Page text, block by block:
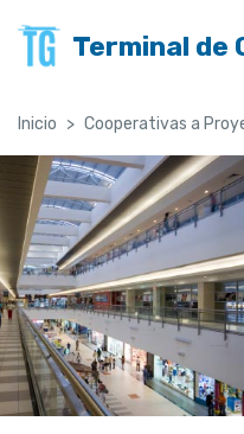
Terminal de
Inicio Cooperativas a